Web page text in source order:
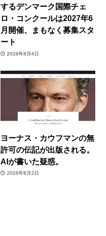
するデンマーク国際チェ
ロ・コンクールは2027年6
月開催、まもなく募集スタ
ート
2026年8月4日
ヨーナス・カウフマンの無
許可の伝記が出版される。
AIが書いた疑惑。
2026年8月2日